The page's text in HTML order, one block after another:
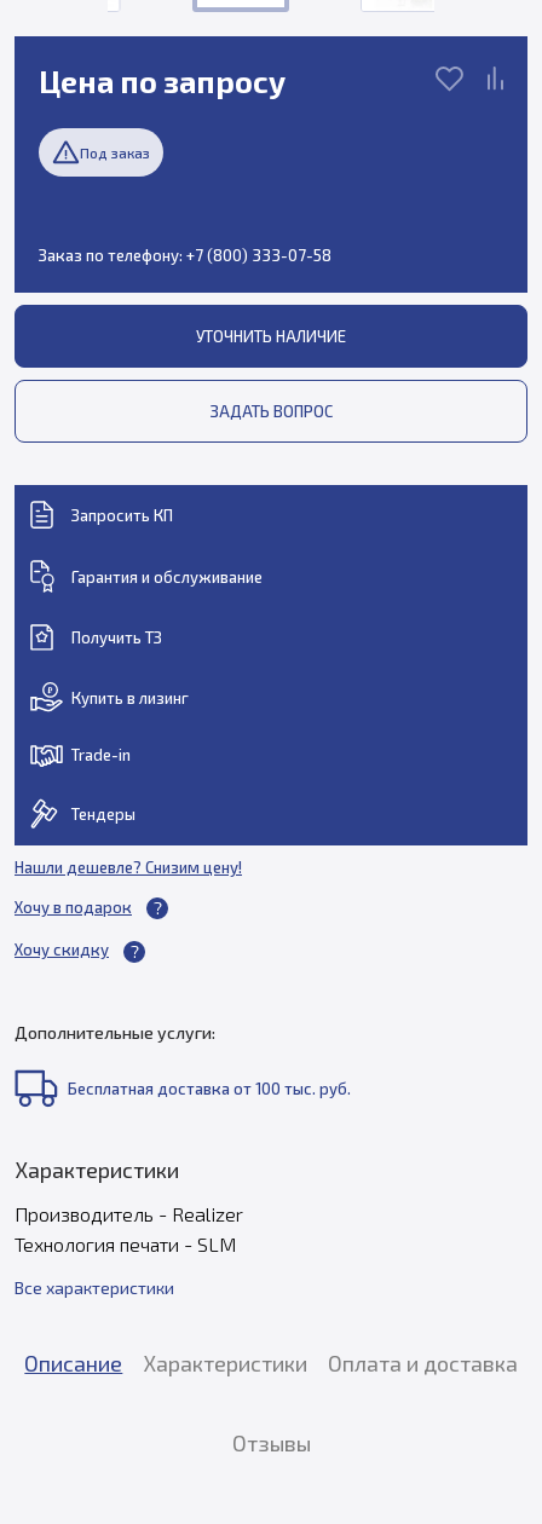
Цена по запросу
Под заказ
Заказ по телефону: +7 (800) 333-07-58
УТОЧНИТЬ НАЛИЧИЕ
ЗАДАТЬ ВОПРОС
Запросить КП
Гарантия и обслуживание
Получить ТЗ
Купить в лизинг
Trade-in
Тендеры
Нашли дешевле? Снизим цену!
Хочу в подарок
Хочу скидку
Дополнительные услуги:
Бесплатная доставка от 100 тыс. руб.
Характеристики
Производитель - Realizer
Технология печати - SLM
Все характеристики
Описание Характеристики Оплата и доставка
Отзывы